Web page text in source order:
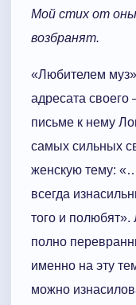
Мой стих от
возбранят.
«Любителем
адресата
письме к нему
самых сильных
женскую тему:
всегда
того и
полно
именно на эту
можно